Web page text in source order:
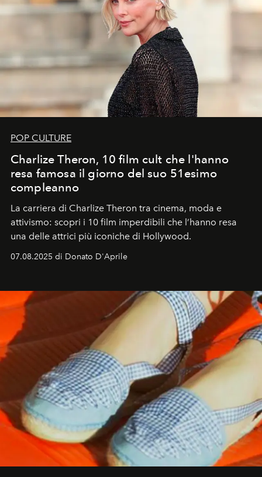
POP CULTURE
Charlize Theron, 10 film cult che l'hanno
resa famosa il giorno del suo 51esimo
compleanno
La carriera di Charlize Theron tra cinema, moda e
attivismo: scopri i 10 film imperdibili che l’hanno resa
una delle attrici più iconiche di Hollywood.
07.08.2025 di Donato D'Aprile